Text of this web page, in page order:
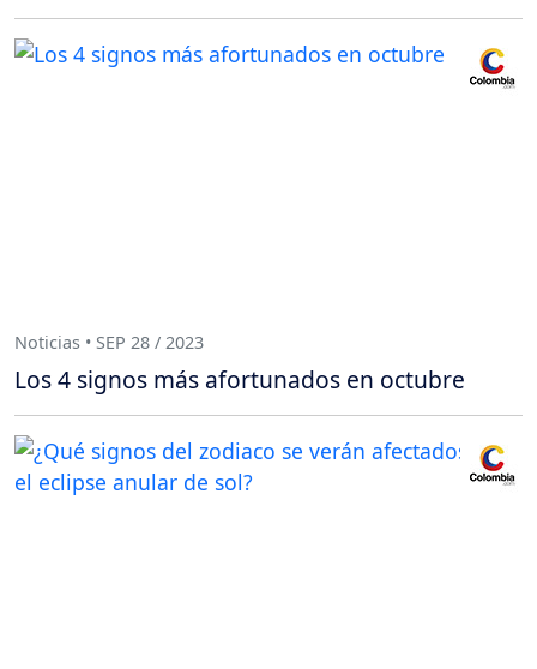
Noticias • SEP 28 / 2023
Los 4 signos más afortunados en octubre